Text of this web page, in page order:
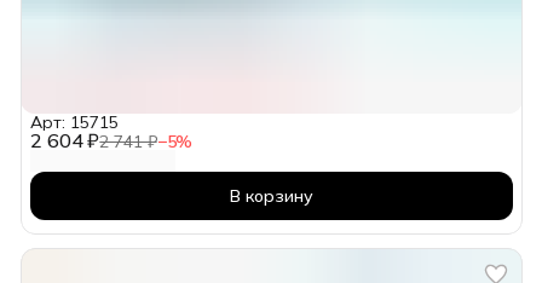
2 604 ₽2 741 ₽−5%
Арт: 15715
В корзину